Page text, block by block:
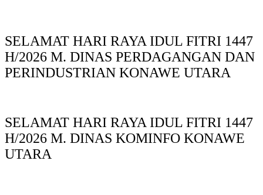
SELAMAT HARI RAYA IDUL FITRI 1447
H/2026 M. DINAS PERDAGANGAN DAN
PERINDUSTRIAN KONAWE UTARA
SELAMAT HARI RAYA IDUL FITRI 1447
H/2026 M. DINAS KOMINFO KONAWE
UTARA